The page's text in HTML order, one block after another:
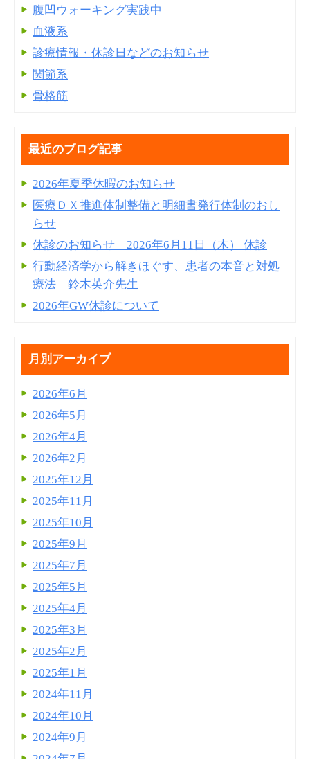
腹凹ウォーキング実践中
血液系
診療情報・休診日などのお知らせ
関節系
骨格筋
最近のブログ記事
2026年夏季休暇のお知らせ
医療ＤＸ推進体制整備と明細書発⾏体制のおし
らせ
休診のお知らせ 2026年6月11日（木） 休診
行動経済学から解きほぐす、患者の本音と対処
療法 鈴木英介先生
2026年GW休診について
月別アーカイブ
2026年6月
2026年5月
2026年4月
2026年2月
2025年12月
2025年11月
2025年10月
2025年9月
2025年7月
2025年5月
2025年4月
2025年3月
2025年2月
2025年1月
2024年11月
2024年10月
2024年9月